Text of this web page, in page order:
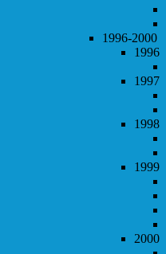
1996-2000
1996
1997
1998
1999
2000